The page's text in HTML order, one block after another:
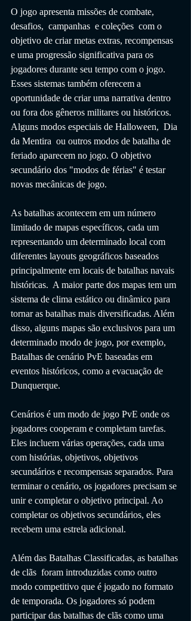
O jogo apresenta missões de combate,
desafios,  campanhas  e coleções  com o
objetivo de criar metas extras, recompensas
e uma progressão significativa para os
jogadores durante seu tempo com o jogo.
Esses sistemas também oferecem a
oportunidade de criar uma narrativa dentro
ou fora dos gêneros militares ou históricos.
Alguns modos especiais de Halloween,  Dia
da Mentira  ou outros modos de batalha de
feriado aparecem no jogo. O objetivo
secundário dos "modos de férias" é testar
novas mecânicas de jogo.
As batalhas acontecem em um número
limitado de mapas específicos, cada um
representando um determinado local com
diferentes layouts geográficos baseados
principalmente em locais de batalhas navais
históricas.  A maior parte dos mapas tem um
sistema de clima estático ou dinâmico para
tornar as batalhas mais diversificadas. Além
disso, alguns mapas são exclusivos para um
determinado modo de jogo, por exemplo,
Batalhas de cenário PvE baseadas em
eventos históricos, como a evacuação de
Dunquerque.
Cenários é um modo de jogo PvE onde os
jogadores cooperam e completam tarefas.
Eles incluem várias operações, cada uma
com histórias, objetivos, objetivos
secundários e recompensas separados. Para
terminar o cenário, os jogadores precisam se
unir e completar o objetivo principal. Ao
completar os objetivos secundários, eles
recebem uma estrela adicional.
Além das Batalhas Classificadas, as batalhas
de clãs  foram introduzidas como outro
modo competitivo que é jogado no formato
de temporada. Os jogadores só podem
participar das batalhas de clãs como uma